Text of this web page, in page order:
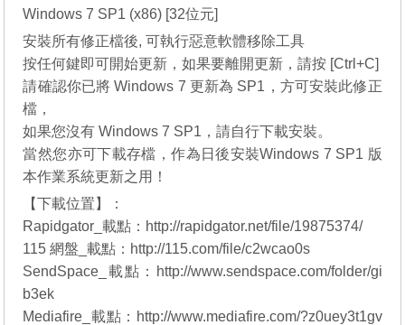
Windows 7 SP1 (x86) [32位元]
安裝所有修正檔後, 可執行惡意軟體移除工具
按任何鍵即可開始更新，如果要離開更新，請按 [Ctrl+C]
請確認你已將 Windows 7 更新為 SP1，方可安裝此修正
檔，
如果您沒有 Windows 7 SP1，請自行下載安裝。
當然您亦可下載存檔，作為日後安裝Windows 7 SP1 版
本作業系統更新之用！
【下載位置】：
Rapidgator_載點：http://rapidgator.net/file/19875374/
115 網盤_載點：http://115.com/file/c2wcao0s
SendSpace_載點：http://www.sendspace.com/folder/gi
b3ek
Mediafire_載點：http://www.mediafire.com/?z0uey3t1gv